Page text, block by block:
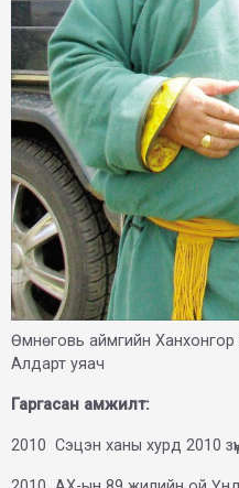
Өмнөговь аймгийн Ханхонгор
Алдарт уяач
Гаргасан амжилт:
2010 Сэцэн ханы хурд 2010 зүүн